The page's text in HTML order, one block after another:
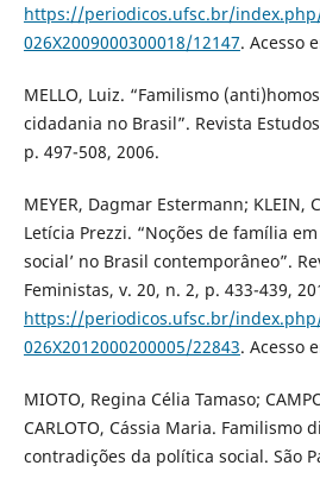
https://periodicos.ufsc.br/
026X2009000300018/12147. Acesso
MELLO, Luiz. “Familismo
cidadania no Brasil”. Revista
p. 497-508, 2006.
MEYER, Dagmar Estermann; KLEIN,
Letícia Prezzi. “Noções de família
social’ no Brasil contemporâneo”.
Feministas, v. 20, n. 2, p. 433-439,
https://periodicos.ufsc.br/
026X2012000200005/22843. Acesso
MIOTO, Regina Célia Tamaso;
CARLOTO, Cássia Maria. Familismo
contradições da política social. São